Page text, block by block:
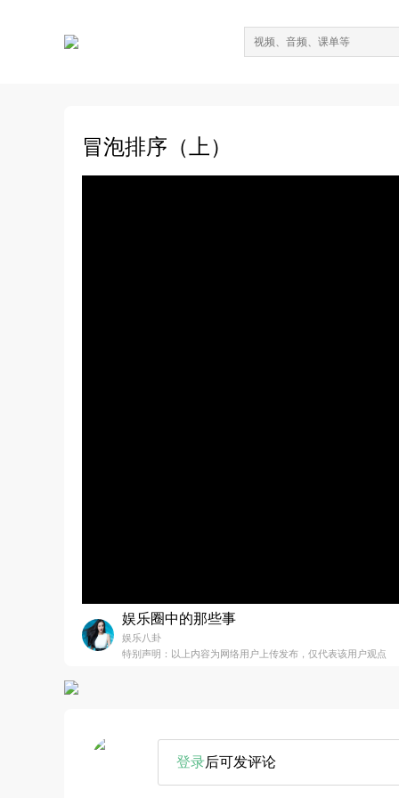
冒泡排序（上）
娱乐圈中的那些事
娱乐八卦
特别声明：以上内容为网络用户上传发布，仅代表该用户观点
登录后可发评论